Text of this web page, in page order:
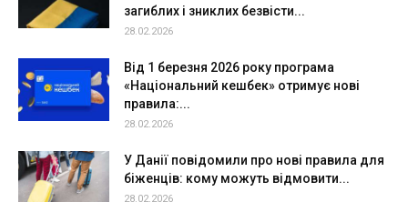
загиблих і зниклих безвісти...
28.02.2026
Від 1 березня 2026 року програма
«Національний кешбек» отримує нові
правила:...
28.02.2026
У Данії повідомили про нові правила для
біженців: кому можуть відмовити...
28.02.2026